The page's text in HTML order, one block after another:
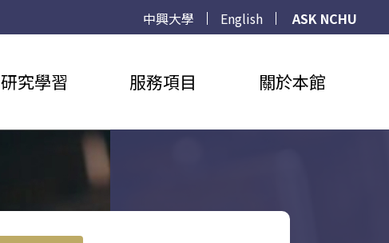
中興大學 English
ASK NCHU
研究學習 服務項目 關於本館